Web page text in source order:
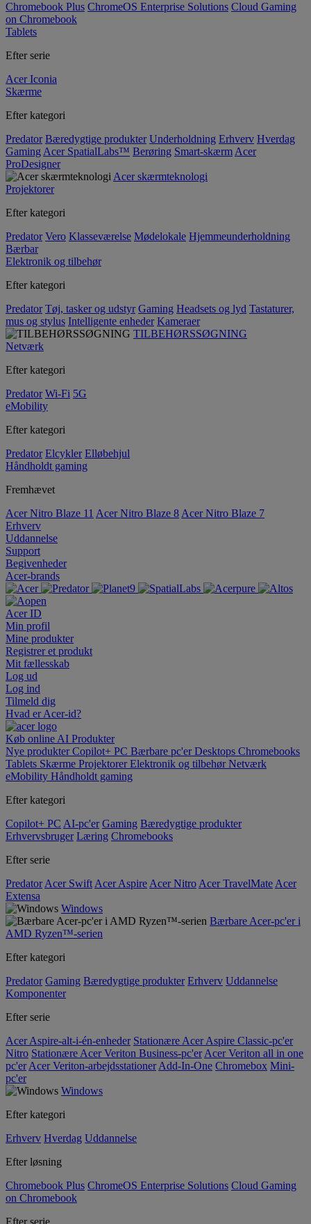
Chromebook Plus ChromeOS Enterprise Solutions Cloud Gaming
on Chromebook
Tablets
Efter serie
Acer Iconia
Skærme
Efter kategori
Predator Bæredygtige produkter Underholdning Erhverv Hverdag
Gaming Acer SpatialLabs™ Berøring Smart-skærm Acer
ProDesigner
Acer skærmteknologi
Projektorer
Efter kategori
Predator Vero Klasseværelse Mødelokale Hjemmeunderholdning
Bærbar
Elektronik og tilbehør
Efter kategori
Predator Tøj, tasker og udstyr Gaming Headsets og lyd Tastaturer,
mus og stylus Intelligente enheder Kameraer
TILBEHØRSSØGNING
Netværk
Efter kategori
Predator Wi-Fi 5G
eMobility
Efter kategori
Predator Elcykler Elløbehjul
Håndholdt gaming
Fremhævet
Acer Nitro Blaze 11 Acer Nitro Blaze 8 Acer Nitro Blaze 7
Erhverv
Uddannelse
Support
Begivenheder
Acer-brands
Acer ID
Min profil
Mine produkter
Registrer et produkt
Mit fællesskab
Log ud
Log ind
Tilmeld dig
Hvad er Acer-id?
Køb online AI Produkter
Nye produkterCopilot+ PC Bærbare pc'erDesktops Chromebooks
Tablets Skærme ProjektorerElektronik og tilbehørNetværk
eMobility Håndholdt gaming
Efter kategori
Copilot+ PC AI-pc'er Gaming Bæredygtige produkter
Erhvervsbruger Læring Chromebooks
Efter serie
Predator Acer Swift Acer Aspire Acer Nitro Acer TravelMate Acer
Extensa
Windows
Bærbare Acer-pc'er i
AMD Ryzen™-serien
Efter kategori
Predator Gaming Bæredygtige produkter Erhverv Uddannelse
Komponenter
Efter serie
Acer Aspire-alt-i-én-enheder Stationære Acer Aspire Classic-pc'er
Nitro Stationære Acer Veriton Business-pc'er Acer Veriton all in one
pc'er Acer Veriton-arbejdsstationer Add-In-One Chromebox Mini-
pc'er
Windows
Efter kategori
Erhverv Hverdag Uddannelse
Efter løsning
Chromebook Plus ChromeOS Enterprise Solutions Cloud Gaming
on Chromebook
Efter serie